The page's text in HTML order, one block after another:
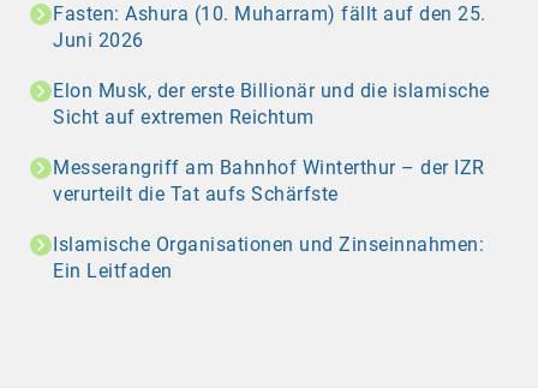
Fasten: Ashura (10. Muharram) fällt auf den 25.
Juni 2026
Elon Musk, der erste Billionär und die islamische
Sicht auf extremen Reichtum
Messerangriff am Bahnhof Winterthur – der IZR
verurteilt die Tat aufs Schärfste
Islamische Organisationen und Zinseinnahmen:
Ein Leitfaden